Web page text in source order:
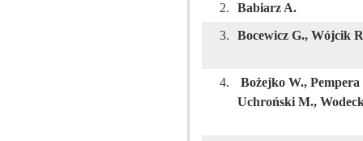
2.
Babiarz A.
3.
Bocewicz G., Wójcik
4.
Bożejko W.,
Uchroński M.,